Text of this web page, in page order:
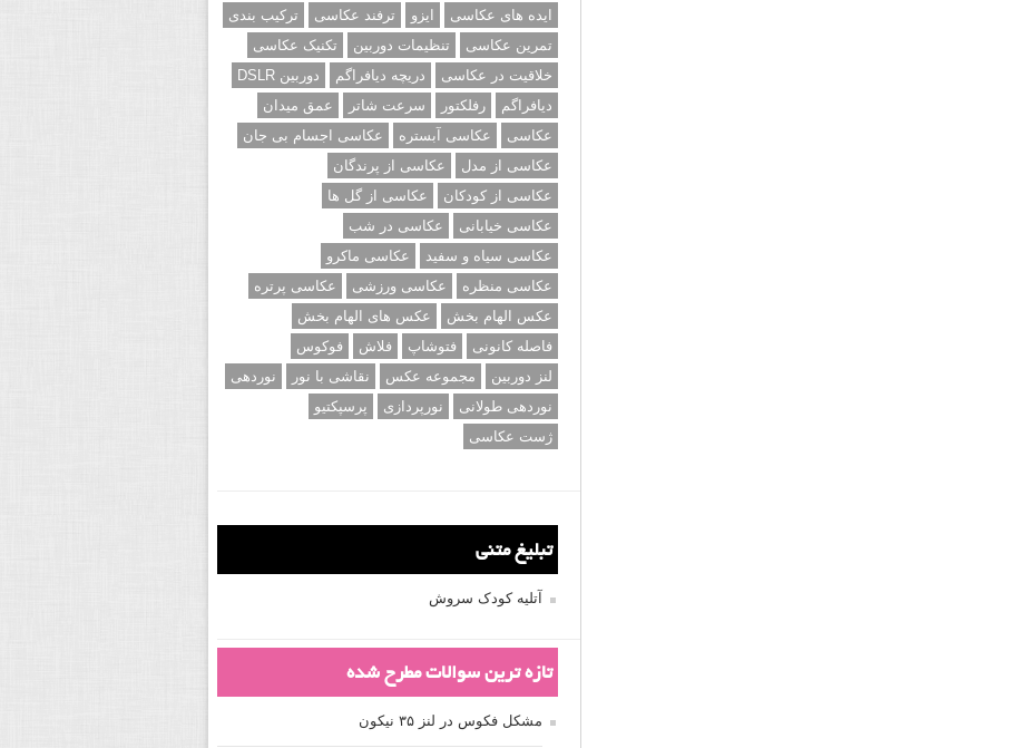
ایده های عکاسی
ایزو ترفند عکاسی
ترکیب بندی
تمرین عکاسی
تنظیمات دوربین
تکنیک عکاسی
خلاقیت در عکاسی
دریچه دیافراگم
دوربین DSLR
دیافراگم
رفلکتور سرعت شاتر
عمق میدان
عکاسی
عکاسی آبستره
عکاسی اجسام بی جان
عکاسی از مدل
عکاسی از پرندگان
عکاسی از کودکان
عکاسی از گل ها
عکاسی خیابانی
عکاسی در شب
عکاسی سیاه و سفید
عکاسی ماکرو
عکاسی منظره
عکاسی ورزشی
عکاسی پرتره
عکس الهام بخش
عکس های الهام بخش
فاصله کانونی
فتوشاپ فلاش
فوکوس
لنز دوربین
مجموعه عکس نقاشی با نور
نوردهی
نوردهی طولانی
نورپردازی
پرسپکتیو
ژست عکاسی
تبلیغ متنی
آتلیه کودک سروش
تازه ترین سوالات مطرح شده
مشکل فکوس در لنز ۳۵ نیکون